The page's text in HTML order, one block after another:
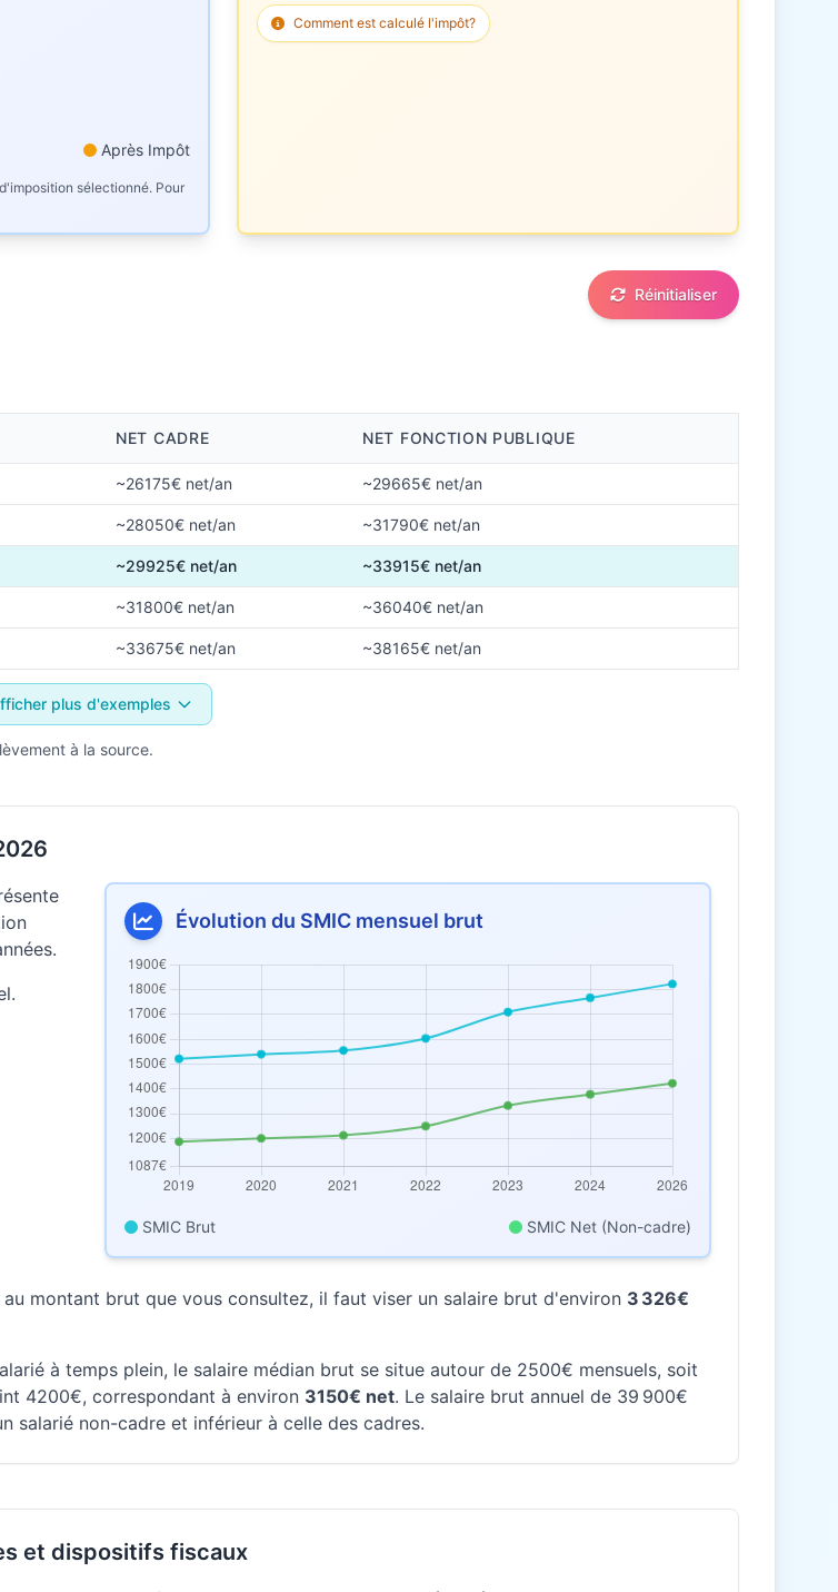
Après Impôt
sélectionné. Pour
Comment est calculé l'impôt?
Réinitialiser
NET CADRE NET FONCTION PUBLIQUE
~26175€ net/an ~29665€ net/an
~28050€ net/an ~31790€ net/an
~29925€ net/an ~33915€ net/an
~31800€ net/an ~36040€ net/an
~33675€ net/an ~38165€ net/an
plus d'exemples
à la source.
Évolution du SMIC mensuel brut
SMIC Brut SMIC Net (Non-cadre)
montant brut que vous consultez, il faut viser un salaire brut d'environ 3 326€
à temps plein, le salaire médian brut se situe autour de 2500€ mensuels, soit
4200€, correspondant à environ 3150€ net. Le salaire brut annuel de 39 900€
salarié non-cadre et inférieur à celle des cadres.
et dispositifs fiscaux